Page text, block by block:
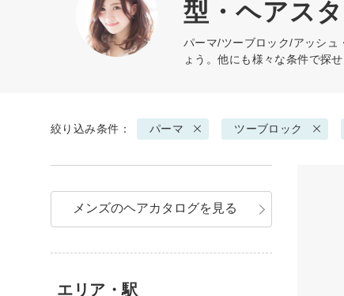
型・ヘアス
パーマ/ツーブロック/アッシュ
ょう。他にも様々な条件で探せ
絞り込み条件： パーマ ツーブロック
メンズのヘアカタログを見る
エリア・駅